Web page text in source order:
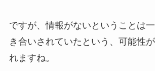
ですが、情報がないということは
き合いされていたという、可能性
れますね。